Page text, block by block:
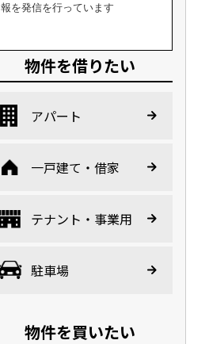
報を発信を行っています
物件を借りたい
アパート
一戸建て・借家
テナント・事業用
駐車場
物件を買いたい